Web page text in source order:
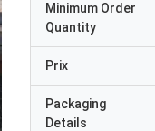
Minimum Order
Quantity
Prix
Packaging
Details